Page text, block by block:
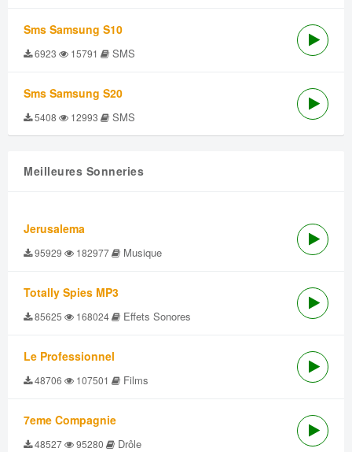
Sms Samsung S10
6923 15791 SMS
Sms Samsung S20
5408 12993 SMS
Meilleures Sonneries
Jerusalema
95929 182977 Musique
Totally Spies MP3
85625 168024 Effets Sonores
Le Professionnel
48706 107501 Films
7eme Compagnie
48527 95280 Drôle